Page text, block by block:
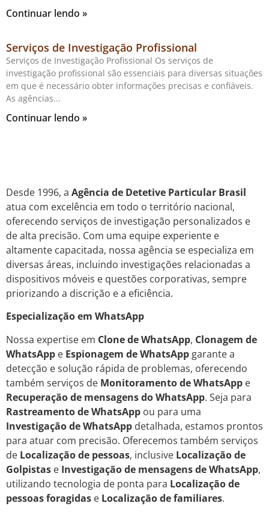
Continuar lendo »
Serviços de Investigação Profissional
Serviços de Investigação Profissional Os serviços de
investigação profissional são essenciais para diversas situações
em que é necessário obter informações precisas e confiáveis.
As agências
Continuar lendo »
Desde 1996, a Agência de Detetive Particular Brasil
atua com excelência em todo o território nacional,
oferecendo serviços de investigação personalizados e
de alta precisão. Com uma equipe experiente e
altamente capacitada, nossa agência se especializa em
diversas áreas, incluindo investigações relacionadas a
dispositivos móveis e questões corporativas, sempre
priorizando a discrição e a eficiência.
Especialização em WhatsApp
Nossa expertise em Clone de WhatsApp, Clonagem de
WhatsApp e Espionagem de WhatsApp garante a
detecção e solução rápida de problemas, oferecendo
também serviços de Monitoramento de WhatsApp e
Recuperação de mensagens do WhatsApp. Seja para
Rastreamento de WhatsApp ou para uma
Investigação de WhatsApp detalhada, estamos prontos
para atuar com precisão. Oferecemos também serviços
de Localização de pessoas, inclusive Localização de
Golpistas e Investigação de mensagens de WhatsApp,
utilizando tecnologia de ponta para Localização de
pessoas foragidas e Localização de familiares.